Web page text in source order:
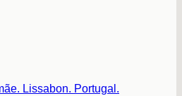
Lissabon. Portugal.